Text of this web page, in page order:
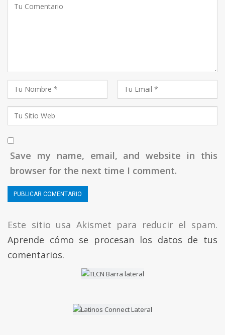
Save my name, email, and website in this
browser for the next time I comment.
Este sitio usa Akismet para reducir el spam.
Aprende cómo se procesan los datos de tus
comentarios.